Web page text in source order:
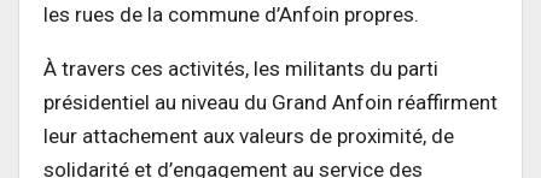
les rues de la commune d’Anfoin propres.
À travers ces activités, les militants du parti
présidentiel au niveau du Grand Anfoin réaffirment
leur attachement aux valeurs de proximité, de
solidarité et d’engagement au service des